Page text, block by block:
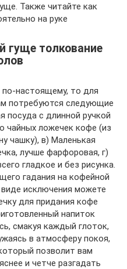
Также читайте как
на руке
гуще толкование
настоящему, то для
потребуются следующие
посуда с длинной ручкой
чайных ложечек кофе (из
чашку), в) Маленькая
лучше фарфоровая, г)
гладкое и без рисунка.
гадания на кофейной
исключения можете
для придания кофе
напиток
смакуя каждый глоток,
в атмосферу покоя,
позволит вам
и четче разгадать